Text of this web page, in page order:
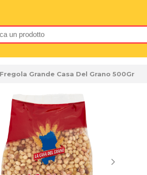
Grande Casa Del Grano 500Gr